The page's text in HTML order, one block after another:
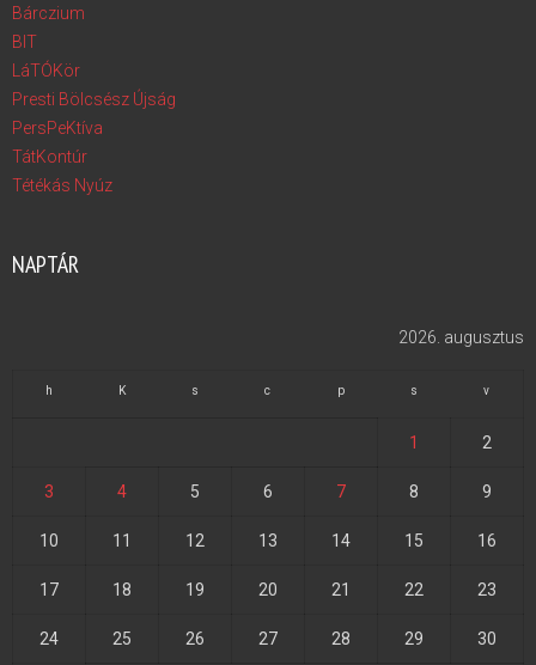
Bárczium
BIT
LáTÓKör
Presti Bölcsész Újság
PersPeKtíva
TátKontúr
Tétékás Nyúz
NAPTÁR
2026. augusztus
h K s c p s v
1 2
3 4 5 6 7 8 9
10 11 12 13 14 15 16
17 18 19 20 21 22 23
24 25 26 27 28 29 30